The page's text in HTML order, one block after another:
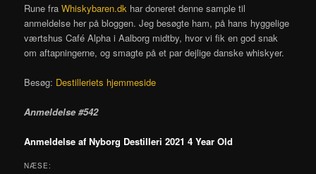
Rune fraWhiskybaren.dk har doneret denne sample til
anmeldelse her på bloggen. Jeg besøgte ham, på hans hyggelige
værtshus Café Alpha i Aalborg midtby, hvor vi fik en god snak
om aftapningerne, og smagte på et par dejlige danske whiskyer.
Besøg: Destilleriets hjemmeside
Anmeldelse #542
Anmeldelse af Nyborg Destilleri 2021 4 Year Old
NÆSE: